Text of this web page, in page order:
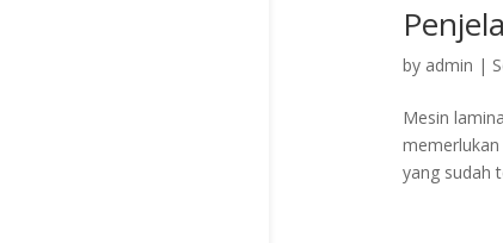
by admin |
Mesin
yang sudah